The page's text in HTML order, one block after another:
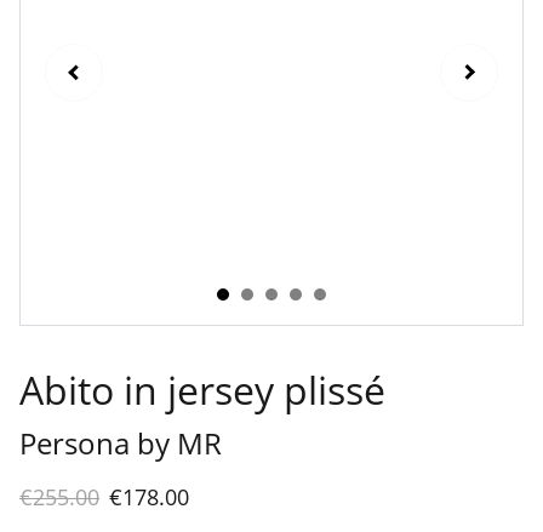
Abito in jersey plissé
Persona by MR
€255.00 €178.00